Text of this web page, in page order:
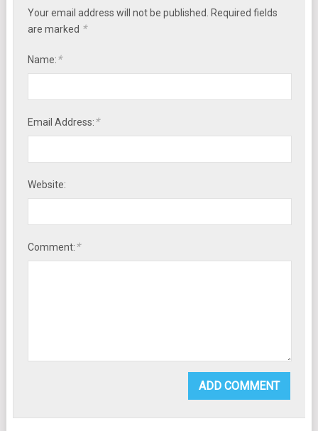
Your email address will not be published. Required fields
are marked *
Name:*
Email Address:*
Website:
Comment:*